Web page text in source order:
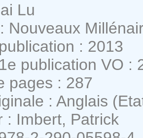
Lu
Nouveaux
: 2013
publication VO :
pages : 287
: Anglais
: Imbert, Patrick